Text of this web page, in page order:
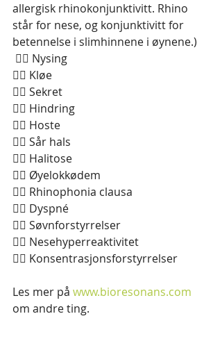
allergisk rhinokonjunktivitt. Rhino
står for nese, og konjunktivitt for
betennelse i slimhinnene i øynene.)
👉🏽 Nysing
👉🏽 Kløe
👉🏽 Sekret
👉🏽 Hindring
👉🏽 Hoste
👉🏽 Sår hals
👉🏽 Halitose
👉🏽 Øyelokkødem
👉🏽 Rhinophonia clausa
👉🏽 Dyspné
👉🏽 Søvnforstyrrelser
👉🏽 Nesehyperreaktivitet
👉🏽 Konsentrasjonsforstyrrelser
Les mer på www.bioresonans.com
om andre ting.